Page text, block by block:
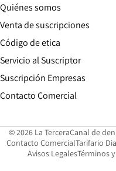
Quiénes somos
Venta de suscripciones
Código de etica Opens in
Servicio al Suscriptor
Suscripción Empresas
Contacto Comercial
© 2026 La TerceraCanal de
Contacto ComercialOpens in
Tarifario
Avisos LegalesOpens in
Términos